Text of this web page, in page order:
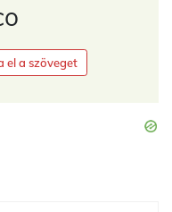
el a szöveget